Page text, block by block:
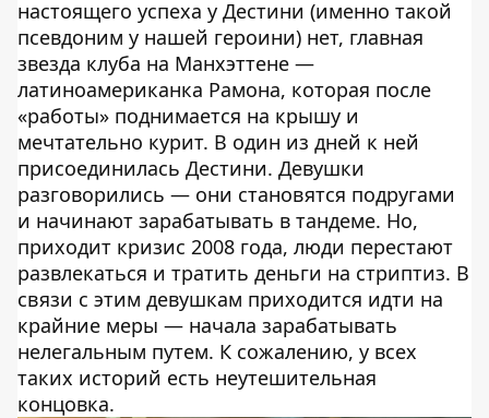
настоящего успеха у Дестини (именно такой
псевдоним у нашей героини) нет, главная
звезда клуба на Манхэттене —
латиноамериканка Рамона, которая после
«работы» поднимается на крышу и
мечтательно курит. В один из дней к ней
присоединилась Дестини. Девушки
разговорились — они становятся подругами
и начинают зарабатывать в тандеме. Но,
приходит кризис 2008 года, люди перестают
развлекаться и тратить деньги на стриптиз. В
связи с этим девушкам приходится идти на
крайние меры — начала зарабатывать
нелегальным путем. К сожалению, у всех
таких историй есть неутешительная
концовка.